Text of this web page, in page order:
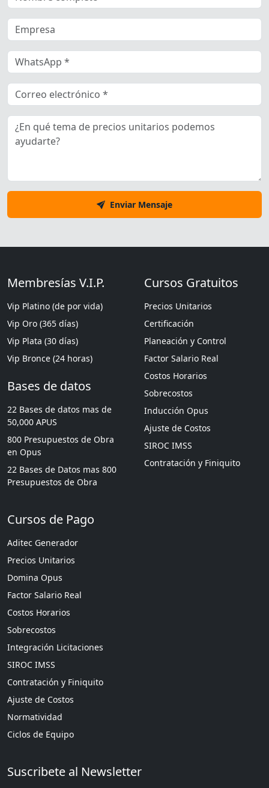
Enviar Mensaje
Membresías V.I.P.
Vip Platino (de por vida)
Vip Oro (365 días)
Vip Plata (30 días)
Vip Bronce (24 horas)
Bases de datos
22 Bases de datos mas de
50,000 APUS
800 Presupuestos de Obra
en Opus
22 Bases de Datos mas 800
Presupuestos de Obra
Cursos Gratuitos
Precios Unitarios
Certificación
Planeación y Control
Factor Salario Real
Costos Horarios
Sobrecostos
Inducción Opus
Ajuste de Costos
SIROC IMSS
Contratación y Finiquito
Cursos de Pago
Aditec Generador
Precios Unitarios
Domina Opus
Factor Salario Real
Costos Horarios
Sobrecostos
Integración Licitaciones
SIROC IMSS
Contratación y Finiquito
Ajuste de Costos
Normatividad
Ciclos de Equipo
Suscribete al Newsletter